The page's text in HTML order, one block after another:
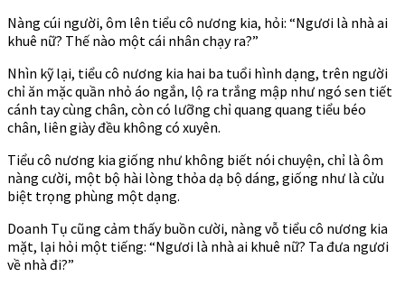
Nàng cúi người, ôm lên tiểu cô nương kia, hỏi: “Ngươi là nhà ai
khuê nữ? Thế nào một cái nhân chạy ra?”
Nhìn kỹ lại, tiểu cô nương kia hai ba tuổi hình dạng, trên người
chỉ ăn mặc quần nhỏ áo ngắn, lộ ra trắng mập như ngó sen tiết
cánh tay cùng chân, còn có lưỡng chỉ quang quang tiểu béo
chân, liên giày đều không có xuyên.
Tiểu cô nương kia giống như không biết nói chuyện, chỉ là ôm
nàng cười, một bộ hài lòng thỏa dạ bộ dáng, giống như là cửu
biệt trọng phùng một dạng.
Doanh Tụ cũng cảm thấy buồn cười, nàng vỗ tiểu cô nương kia
mặt, lại hỏi một tiếng: “Ngươi là nhà ai khuê nữ? Ta đưa ngươi
về nhà đi?”